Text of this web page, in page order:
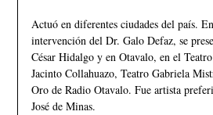
Actuó en diferentes ciudades del país.
intervención del Dr. Galo Defaz, se
César Hidalgo y en Otavalo, en el
Jacinto Collahuazo, Teatro Gabriela
Oro de Radio Otavalo. Fue artista
José de Minas.